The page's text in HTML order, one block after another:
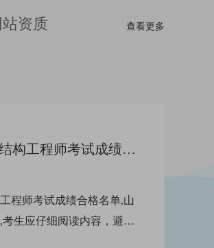
岸。
站资质 二级建造师
2020年山东二级结构工程师考试成绩合格名单已公布
程师考试成绩合格名单,山
生应仔细阅读内容，避免
查看更多